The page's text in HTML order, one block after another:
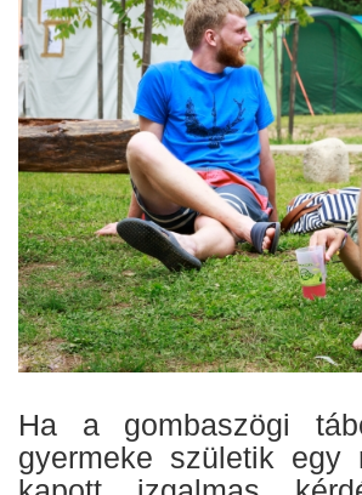
Ha a gombaszögi
gyermeke születik egy